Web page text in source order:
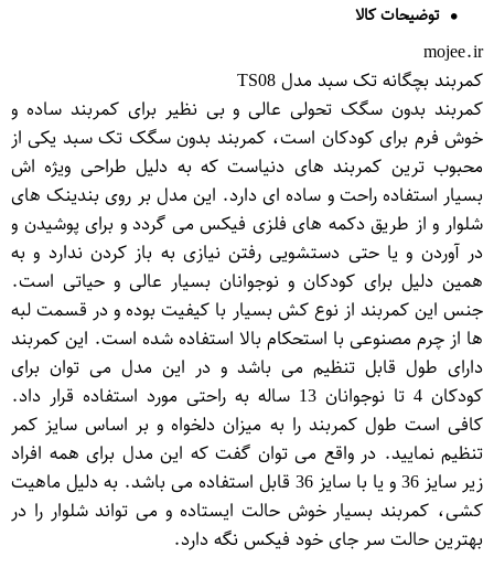
توضیحات کالا
mojee.ir
کمربند بچگانه تک سبد مدل TS08
کمربند بدون سگک تحولی عالی و بی نظیر برای کمربند ساده و
خوش فرم برای کودکان است، کمربند بدون سگک تک سبد یکی از
محبوب ترین کمربند های دنیاست که به دلیل طراحی ویژه اش
بسیار استفاده راحت و ساده ای دارد. این مدل بر روی بندینک های
شلوار و از طریق دکمه های فلزی فیکس می گردد و برای پوشیدن و
در آوردن و یا حتی دستشویی رفتن نیازی به باز کردن ندارد و به
همین دلیل برای کودکان و نوجوانان بسیار عالی و حیاتی است.
جنس این کمربند از نوع کش بسیار با کیفیت بوده و در قسمت لبه
ها از چرم مصنوعی با استحکام بالا استفاده شده است. این کمربند
دارای طول قابل تنظیم می باشد و در این مدل می توان برای
کودکان 4 تا نوجوانان 13 ساله به راحتی مورد استفاده قرار داد.
کافی است طول کمربند را به میزان دلخواه و بر اساس سایز کمر
تنظیم نمایید. در واقع می توان گفت که این مدل برای همه افراد
زیر سایز 36 و یا با سایز 36 قابل استفاده می باشد. به دلیل ماهیت
کشی، کمربند بسیار خوش حالت ایستاده و می تواند شلوار را در
بهترین حالت سر جای خود فیکس نگه دارد.